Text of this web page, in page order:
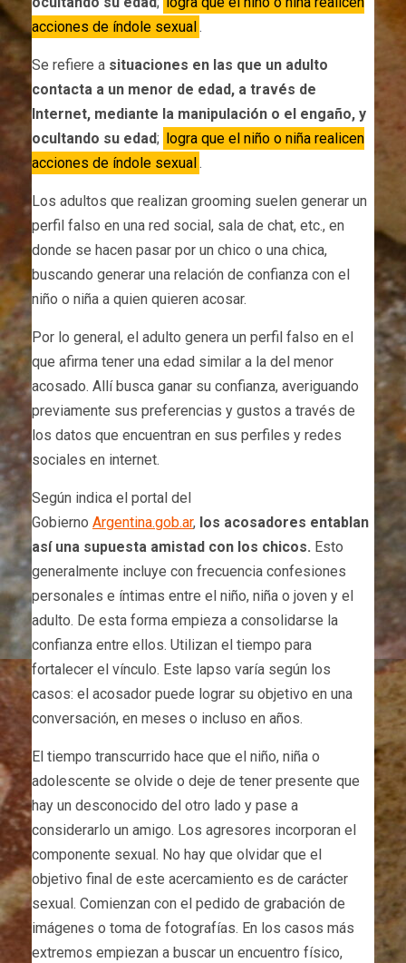
acciones de índole sexual .
Se refiere a situaciones en las que un adulto
contacta a un menor de edad, a través de
Internet, mediante la manipulación o el engaño, y
ocultando su edad; logra que el niño o niña realicen
acciones de índole sexual .
Los adultos que realizan grooming suelen generar un
perfil falso en una red social, sala de chat, etc., en
donde se hacen pasar por un chico o una chica,
buscando generar una relación de confianza con el
niño o niña a quien quieren acosar.
Por lo general, el adulto genera un perfil falso en el
que afirma tener una edad similar a la del menor
acosado. Allí busca ganar su confianza, averiguando
previamente sus preferencias y gustos a través de
los datos que encuentran en sus perfiles y redes
sociales en internet.
Según indica el portal del
Gobierno Argentina.gob.ar, los acosadores entablan
así una supuesta amistad con los chicos. Esto
generalmente incluye con frecuencia confesiones
personales e íntimas entre el niño, niña o joven y el
adulto. De esta forma empieza a consolidarse la
confianza entre ellos. Utilizan el tiempo para
fortalecer el vínculo. Este lapso varía según los
casos: el acosador puede lograr su objetivo en una
conversación, en meses o incluso en años.
El tiempo transcurrido hace que el niño, niña o
adolescente se olvide o deje de tener presente que
hay un desconocido del otro lado y pase a
considerarlo un amigo. Los agresores incorporan el
componente sexual. No hay que olvidar que el
objetivo final de este acercamiento es de carácter
sexual. Comienzan con el pedido de grabación de
imágenes o toma de fotografías. En los casos más
extremos empiezan a buscar un encuentro físico,